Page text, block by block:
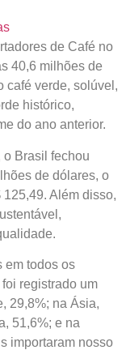
de Café no
40,6 milhões de
café verde, solúvel,
histórico,
do ano anterior.
Brasil fechou
de dólares, o
Além disso,
em todos os
registrado um
29,8%; na Ásia,
51,6%; e na
importaram nosso